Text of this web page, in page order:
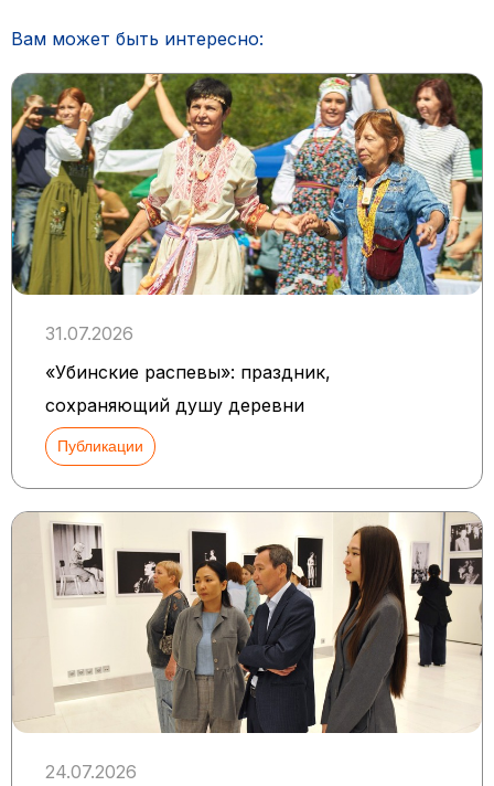
Вам может быть интересно:
31.07.2026
«Убинские распевы»: праздник,
сохраняющий душу деревни
Публикации
24.07.2026